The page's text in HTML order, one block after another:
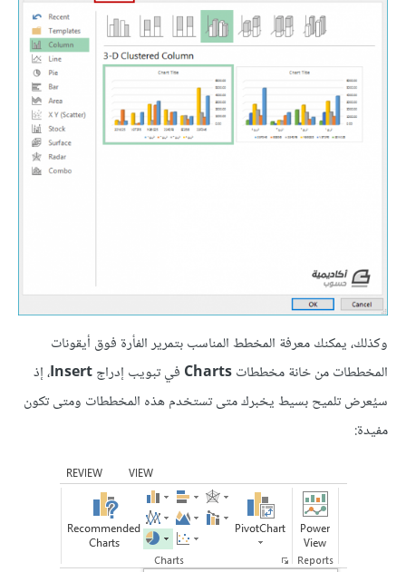
وكذلك، يمكنك معرفة المخطط المناسب بتمرير الفأرة فوق أيقونات
المخططات من خانة مخططاتCharts في تبويب إدراجInsert، إذ
سيُعرض تلميح بسيط يخبرك متى تستخدم هذه المخططات ومتى تكون
مفيدة: